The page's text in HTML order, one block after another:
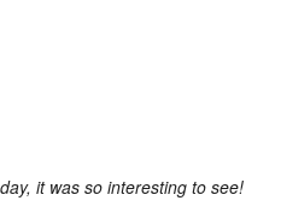
it was so interesting to see!